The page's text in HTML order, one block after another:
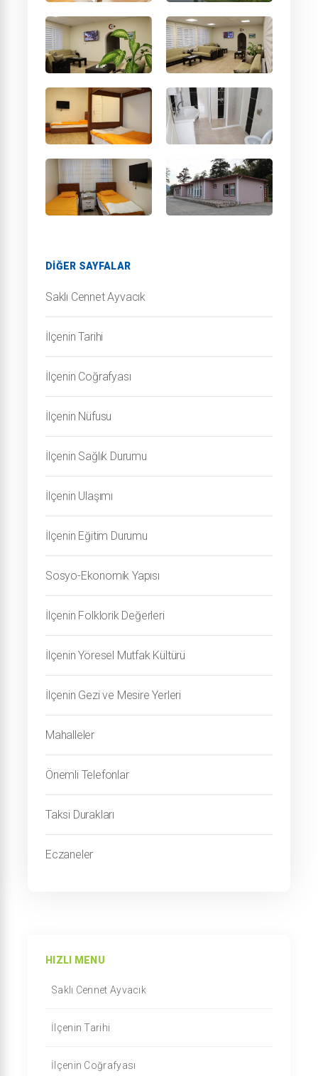
DIĞER SAYFALAR
Saklı Cennet Ayvacık
İlçenin Tarihi
İlçenin Coğrafyası
İlçenin Nüfusu
İlçenin Sağlık Durumu
İlçenin Ulaşımı
İlçenin Eğitim Durumu
Sosyo-Ekonomik Yapısı
İlçenin Folklorik Değerleri
İlçenin Yöresel Mutfak Kültürü
İlçenin Gezi ve Mesire Yerleri
Mahalleler
Önemli Telefonlar
Taksi Durakları
Eczaneler
HIZLI MENU
Saklı Cennet Ayvacık
İlçenin Tarihi
İlçenin Coğrafyası